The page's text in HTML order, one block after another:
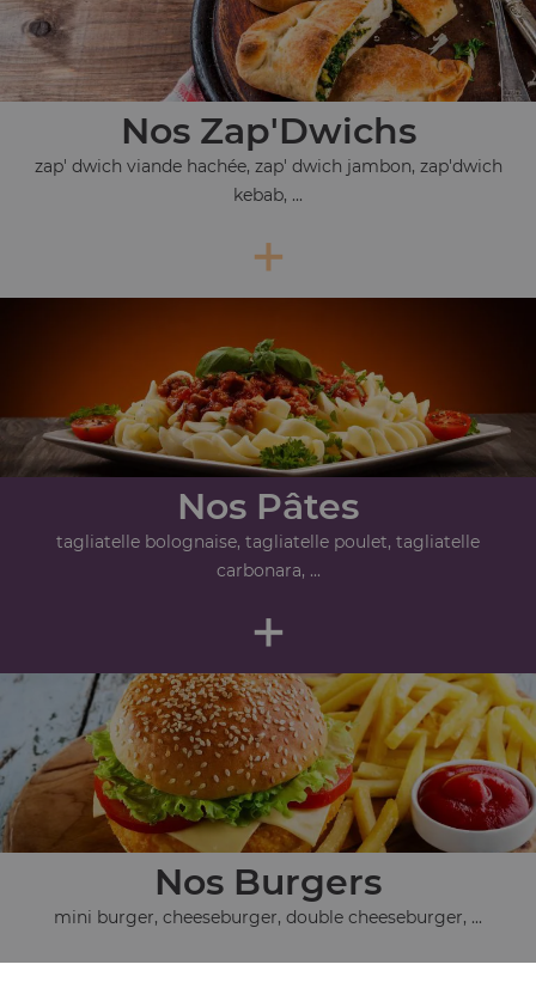
Nos Zap'Dwichs
zap' dwich viande hachée, zap' dwich jambon, zap'dwich
kebab, ...
+
Nos Pâtes
tagliatelle bolognaise, tagliatelle poulet, tagliatelle
carbonara, ...
+
Nos Burgers
mini burger, cheeseburger, double cheeseburger, ...
+